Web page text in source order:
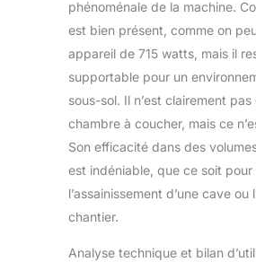
phénoménale de la machine.
est bien présent, comme on
appareil de 715 watts, mais il
supportable pour un
sous-sol. Il n’est clairement
chambre à coucher, mais ce
Son efficacité dans des
est indéniable, que ce soit pour
l’assainissement d’une cave ou
chantier.
Analyse technique et bilan